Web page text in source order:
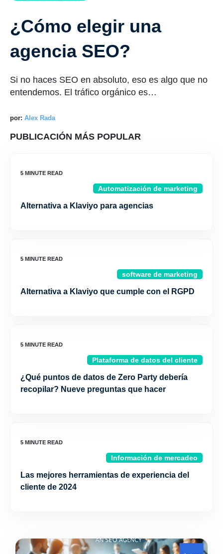
¿Cómo elegir una
agencia SEO?
Si no haces SEO en absoluto, eso es algo que no
entendemos. El tráfico orgánico es…
por: Alex Rada
PUBLICACIÓN MÁS POPULAR
Automatización de marketing
Alternativa a Klaviyo para agencias
software de marketing
Alternativa a Klaviyo que cumple con el RGPD
Plataforma de datos del cliente
¿Qué puntos de datos de Zero Party debería
recopilar? Nueve preguntas que hacer
Información de mercadeo
Las mejores herramientas de experiencia del
cliente de 2024